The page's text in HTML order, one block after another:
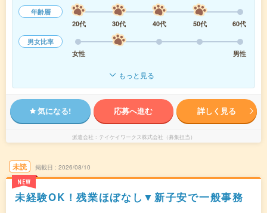
年齢層
20代
30代 40代 50代
60代
男女比率
女性
男性
もっと見る
気になる! 応募へ進む 詳しく見る
派遣会社 テイケイワークス株式会社（募集担当）
未読
NEW
掲載日 2026/08/10
未経験OK！残業ほぼなし▼新子安で一般事務